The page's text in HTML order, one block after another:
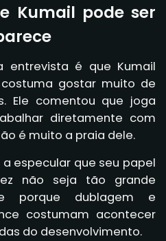
Kumail pode ser
entrevista é que Kumail
gostar muito de
Ele comentou que joga
diretamente com
é muito a praia dele.
especular que seu papel
não seja tão grande
porque dublagem e
costumam acontecer
do desenvolvimento.